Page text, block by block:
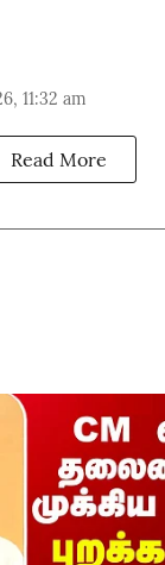
11:32 am
Read More